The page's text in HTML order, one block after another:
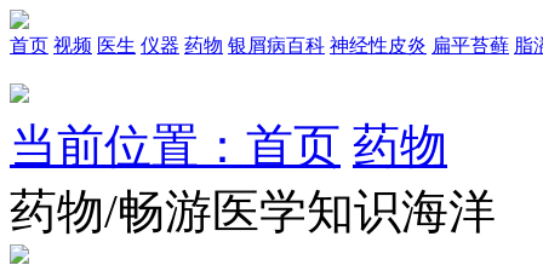
首页 视频 医生 仪器 药物 银屑病百科 神经性皮炎 扁平苔藓 脂
当前位置：首页 药物
药物/畅游医学知识海洋